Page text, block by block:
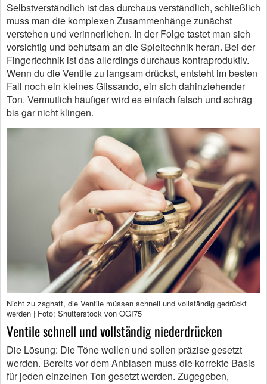
Selbstverständlich ist das durchaus verständlich, schließlich
muss man die komplexen Zusammenhänge zunächst
verstehen und verinnerlichen. In der Folge tastet man sich
vorsichtig und behutsam an die Spieltechnik heran. Bei der
Fingertechnik ist das allerdings durchaus kontraproduktiv.
Wenn du die Ventile zu langsam drückst, entsteht im besten
Fall noch ein kleines Glissando, ein sich dahinziehender
Ton. Vermutlich häufiger wird es einfach falsch und schräg
bis gar nicht klingen.
Nicht zu zaghaft, die Ventile müssen schnell und vollständig gedrückt
werden | Foto: Shutterstock von OGI75
Ventile schnell und vollständig niederdrücken
Die Lösung: Die Töne wollen und sollen präzise gesetzt
werden. Bereits vor dem Anblasen muss die korrekte Basis
für jeden einzelnen Ton gesetzt werden. Zugegeben,